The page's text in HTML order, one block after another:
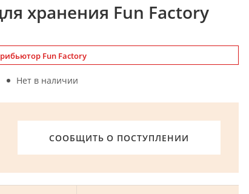
хранения Fun Factory
Fun Factory
Нет в наличии
СООБЩИТЬ О ПОСТУПЛЕНИИ